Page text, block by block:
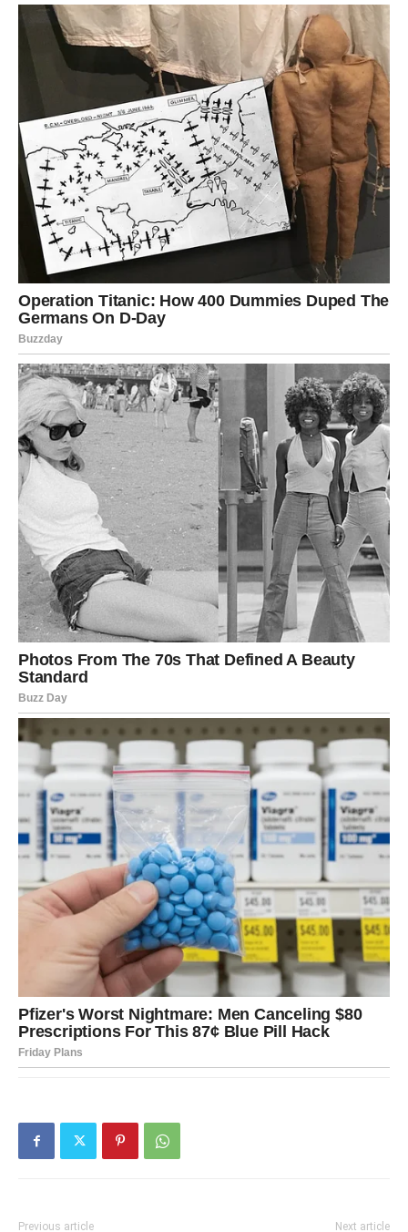
Partnerstva i saradnje su u fokusu. Neko vas može
iznenaditi lepom ponudom.
Planiranje donosi mir. Izbegnite impulsne kupovine.
Poruka sedmice:
Ne morate svima biti “dobri” – budite
najpre dobri sebi.
ŠKORPIJA – ISTINA IZLAZI NA
VIDELO, A VI BIRATE PUT
Škorpija ulazi u sedmicu u kojoj maske padaju. Vi osećate
više nego što drugi govore. Možete otkriti nešto važno ili
shvatiti istinu koju ste potiskivali.
Ljubav
Strast je jaka, ali i potreba za kontrolom. Ne testirajte
osobu koju volite. Ako imate sumnje – razgovarajte.
Slobodne Škorpije: privlačite misteriozne ljude, ali birajte
pametno.
Posao
Vaša intuicija vas vodi ka pravoj odluci. Moguća nova
prilika.
Novac
Moguća dobra vest, ili bar osećaj da se stvari okreću
nabolje.
Poruka sedmice:Nije važno ko vas razume – već ko vas
ne laže.
STRELAC – POTREBA ZA
PROMENOM I NOVIM SMISLOM
oslobađanjem.
Previous article Next article